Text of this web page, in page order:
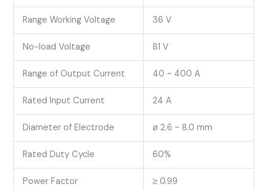
Range Working Voltage 36 V
No-load Voltage 81 V
Range of Output Current 40 ~ 400 A
Rated Input Current 24 A
Diameter of Electrode ø 2.6 ~ 8.0 mm
Rated Duty Cycle 60%
Power Factor ≥ 0.99